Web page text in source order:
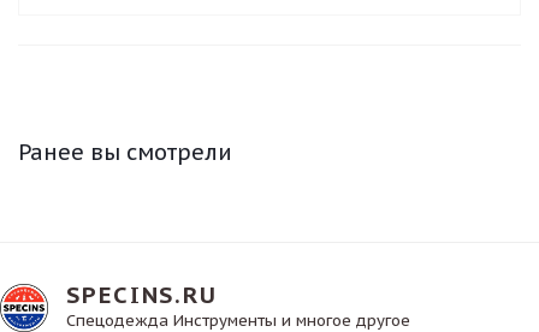
Ранее вы смотрели
SPECINS.RU
Спецодежда Инструменты и многое другое